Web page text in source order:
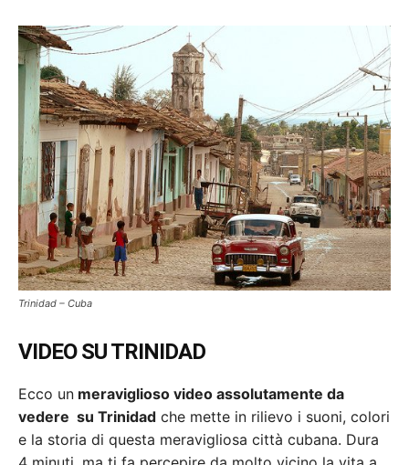
Trinidad – Cuba
VIDEO SU TRINIDAD
Ecco un meraviglioso video assolutamente da
vedere su Trinidad che mette in rilievo i suoni, colori
e la storia di questa meravigliosa città cubana. Dura